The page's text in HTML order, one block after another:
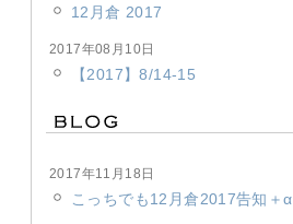
12月倉 2017
2017年08月10日
【2017】8/14-15
2017年11月18日
こっちでも12月倉2017告知＋α